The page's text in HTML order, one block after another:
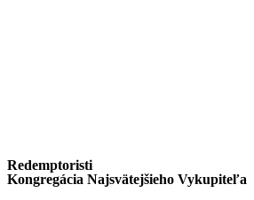
Redemptoristi
Kongregácia Najsvätejšieho Vykupiteľa